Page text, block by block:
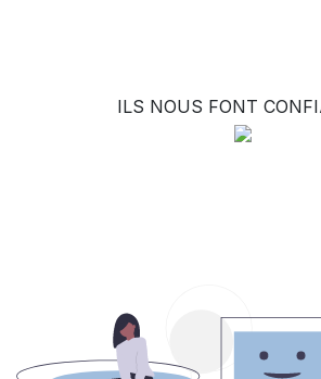
ILS NOUS FONT